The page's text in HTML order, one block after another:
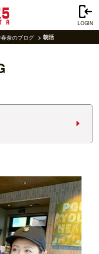
LOGIN
奈のブログ 朝活